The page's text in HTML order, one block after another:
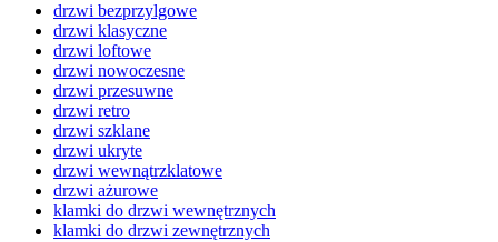
drzwi bezprzylgowe
drzwi klasyczne
drzwi loftowe
drzwi nowoczesne
drzwi przesuwne
drzwi retro
drzwi szklane
drzwi ukryte
drzwi wewnątrzklatowe
drzwi ażurowe
klamki do drzwi wewnętrznych
klamki do drzwi zewnętrznych